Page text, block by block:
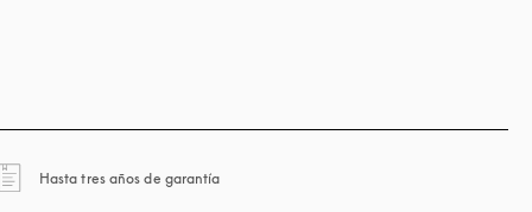
Hasta tres años de garantía